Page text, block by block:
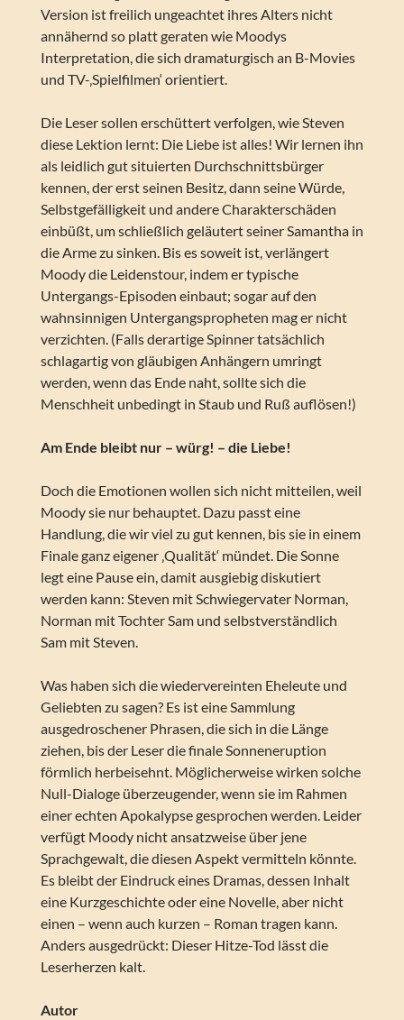
Version ist freilich ungeachtet ihres Alters nicht
annähernd so platt geraten wie Moodys
Interpretation, die sich dramaturgisch an B-Movies
und TV-‚Spielfilmen‘ orientiert.
Die Leser sollen erschüttert verfolgen, wie Steven
diese Lektion lernt: Die Liebe ist alles! Wir lernen ihn
als leidlich gut situierten Durchschnittsbürger
kennen, der erst seinen Besitz, dann seine Würde,
Selbstgefälligkeit und andere Charakterschäden
einbüßt, um schließlich geläutert seiner Samantha in
die Arme zu sinken. Bis es soweit ist, verlängert
Moody die Leidenstour, indem er typische
Untergangs-Episoden einbaut; sogar auf den
wahnsinnigen Untergangspropheten mag er nicht
verzichten. (Falls derartige Spinner tatsächlich
schlagartig von gläubigen Anhängern umringt
werden, wenn das Ende naht, sollte sich die
Menschheit unbedingt in Staub und Ruß auflösen!)
Am Ende bleibt nur – würg! – die Liebe!
Doch die Emotionen wollen sich nicht mitteilen, weil
Moody sie nur behauptet. Dazu passt eine
Handlung, die wir viel zu gut kennen, bis sie in einem
Finale ganz eigener ‚Qualität‘ mündet. Die Sonne
legt eine Pause ein, damit ausgiebig diskutiert
werden kann: Steven mit Schwiegervater Norman,
Norman mit Tochter Sam und selbstverständlich
Sam mit Steven.
Was haben sich die wiedervereinten Eheleute und
Geliebten zu sagen? Es ist eine Sammlung
ausgedroschener Phrasen, die sich in die Länge
ziehen, bis der Leser die finale Sonneneruption
förmlich herbeisehnt. Möglicherweise wirken solche
Null-Dialoge überzeugender, wenn sie im Rahmen
einer echten Apokalypse gesprochen werden. Leider
verfügt Moody nicht ansatzweise über jene
Sprachgewalt, die diesen Aspekt vermitteln könnte.
Es bleibt der Eindruck eines Dramas, dessen Inhalt
eine Kurzgeschichte oder eine Novelle, aber nicht
einen – wenn auch kurzen – Roman tragen kann.
Anders ausgedrückt: Dieser Hitze-Tod lässt die
Leserherzen kalt.
Autor